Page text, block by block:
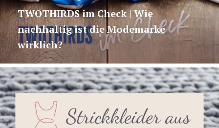
TWOTHIRDS im Check | Wie
nachhaltig ist die Modemarke
wirklich?